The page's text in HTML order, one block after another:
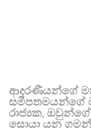
ආදරණීයන්ගේ
සමීපතමයන්ගේ
රාජ්‍යක,
සොයා යන ගමන්